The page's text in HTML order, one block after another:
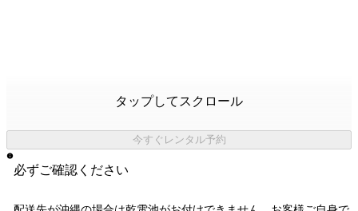
タップしてスクロール
今すぐレンタル予約
必ずご確認ください